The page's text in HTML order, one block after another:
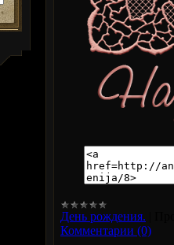
День рождения.
Комментарии (0)